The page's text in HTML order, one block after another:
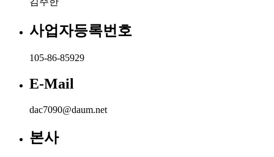
사업자등록번호
105-86-85929
E-Mail
dac7090@daum.net
본사